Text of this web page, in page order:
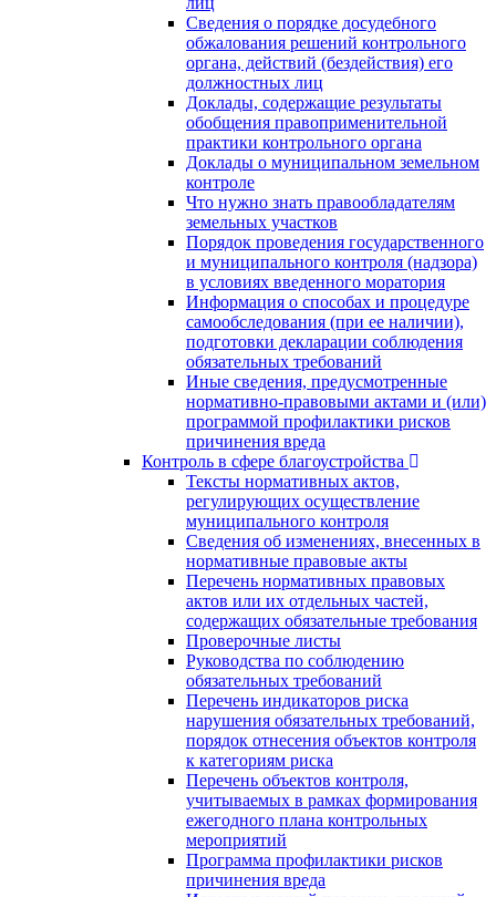
Сведения о порядке досудебного
обжалования решений контрольного
органа, действий (бездействия) его
должностных лиц
Доклады, содержащие результаты
обобщения правоприменительной
практики контрольного органа
Доклады о муниципальном земельном
контроле
Что нужно знать правообладателям
земельных участков
Порядок проведения государственного
и муниципального контроля (надзора)
в условиях введенного моратория
Информация о способах и процедуре
самообследования (при ее наличии),
подготовки декларации соблюдения
обязательных требований
Иные сведения, предусмотренные
нормативно-правовыми актами и (или)
программой профилактики рисков
причинения вреда
Контроль в сфере благоустройства
Тексты нормативных актов,
регулирующих осуществление
муниципального контроля
Сведения об изменениях, внесенных в
нормативные правовые акты
Перечень нормативных правовых
актов или их отдельных частей,
содержащих обязательные требования
Проверочные листы
Руководства по соблюдению
обязательных требований
Перечень индикаторов риска
нарушения обязательных требований,
порядок отнесения объектов контроля
к категориям риска
Перечень объектов контроля,
учитываемых в рамках формирования
ежегодного плана контрольных
мероприятий
Программа профилактики рисков
причинения вреда